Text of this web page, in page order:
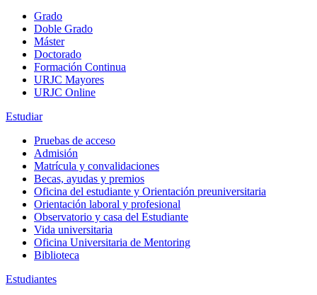
Grado
Doble Grado
Máster
Doctorado
Formación Continua
URJC Mayores
URJC Online
Estudiar
Pruebas de acceso
Admisión
Matrícula y convalidaciones
Becas, ayudas y premios
Oficina del estudiante y Orientación preuniversitaria
Orientación laboral y profesional
Observatorio y casa del Estudiante
Vida universitaria
Oficina Universitaria de Mentoring
Biblioteca
Estudiantes